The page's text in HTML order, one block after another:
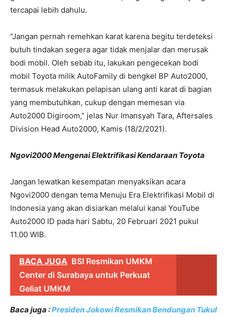
tercapai lebih dahulu.
“Jangan pernah remehkan karat karena begitu terdeteksi
butuh tindakan segera agar tidak menjalar dan merusak
bodi mobil. Oleh sebab itu, lakukan pengecekan bodi
mobil Toyota milik AutoFamily di bengkel BP Auto2000,
termasuk melakukan pelapisan ulang anti karat di bagian
yang membutuhkan, cukup dengan memesan via
Auto2000 Digiroom,” jelas Nur Imansyah Tara, Aftersales
Division Head Auto2000, Kamis (18/2/2021).
Ngovi2000 Mengenai Elektrifikasi Kendaraan Toyota
Jangan lewatkan kesempatan menyaksikan acara
Ngovi2000 dengan tema Menuju Era Elektrifikasi Mobil di
Indonesia yang akan disiarkan melalui kanal YouTube
Auto2000 ID pada hari Sabtu, 20 Februari 2021 pukul
11.00 WIB.
BACA JUGA BSI Resmikan UMKM
Center di Surabaya untuk Perkuat
Geliat UMKM
Baca juga :Presiden Jokowi Resmikan Bendungan Tukul